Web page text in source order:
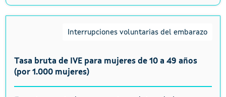
Interrupciones voluntarias del embarazo
Tasa bruta de IVE para mujeres de 10 a 49 años
(por 1.000 mujeres)